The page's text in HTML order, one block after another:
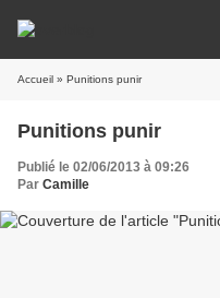
Accueil » Punitions punir
Punitions punir
Publié le 02/06/2013 à 09:26
Par Camille